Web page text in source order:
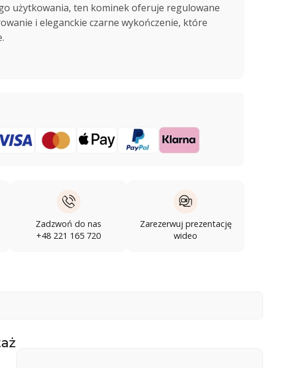
użytkowania, ten kominek oferuje regulowane
i eleganckie czarne wykończenie, które
Zadzwoń do nas
+48 221 165 720
Zarezerwuj prezentację
wideo